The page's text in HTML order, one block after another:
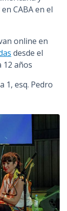
CABA en el
online en
desde el
12 años
1, esq. Pedro